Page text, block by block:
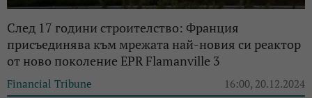
След 17 години строителство: Франция
присъединява към мрежата най-новия си реактор
от ново поколение EPR Flamanville 3
Financial Tribune 16:00, 20.12.2024